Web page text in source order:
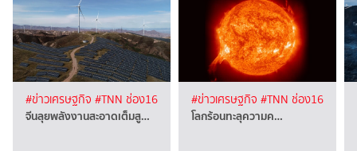
#ข่าวเศรษฐกิจ #TNN ช่อง16
จีนลุยพลังงานสะอาดเต็มสู…
#ข่าวเศรษฐกิจ #TNN ช่อง16
โลกร้อนทะลุความค…